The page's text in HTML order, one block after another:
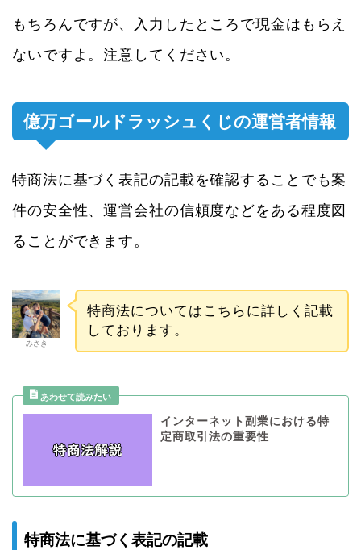
もちろんですが、入力したところで現金はもらえ
ないですよ。注意してください。
億万ゴールドラッシュくじの運営者情報
特商法に基づく表記の記載を確認することでも案
件の安全性、運営会社の信頼度などをある程度図
ることができます。
みさき
特商法についてはこちらに詳しく記載
しております。
インターネット副業における特
定商取引法の重要性
特商法に基づく表記の記載